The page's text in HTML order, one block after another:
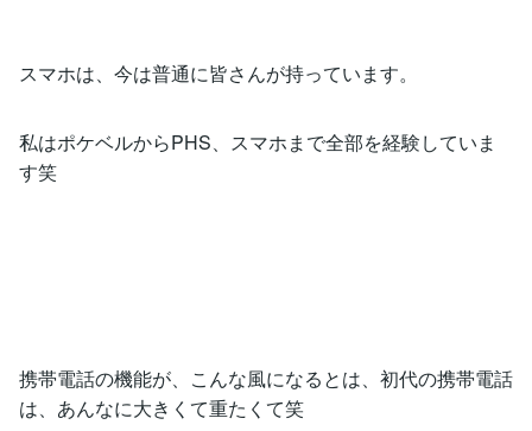
スマホは、今は普通に皆さんが持っています。
私はポケベルからPHS、スマホまで全部を経験していま
す笑
携帯電話の機能が、こんな風になるとは、初代の携帯電話
は、あんなに大きくて重たくて笑